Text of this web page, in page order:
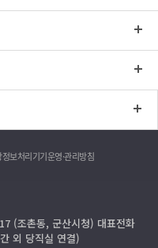
보처리기기운영·관리방침
(조촌동, 군산시청) 대표전화
외 당직실 연결)